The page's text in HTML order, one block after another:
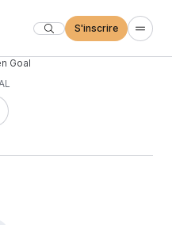
S'inscrire
Goal